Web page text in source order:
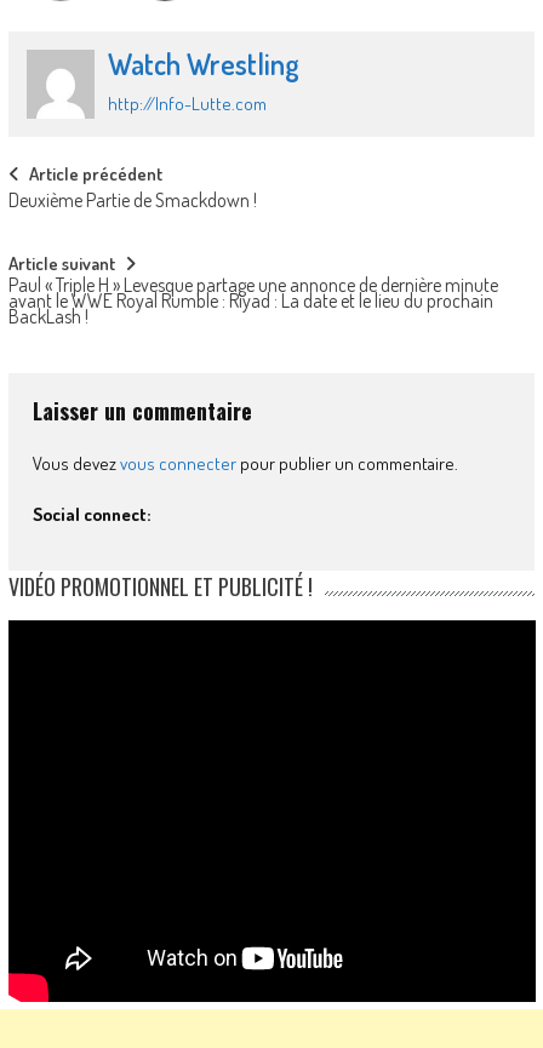
Watch Wrestling
http://Info-Lutte.com
Post
navigation
Article précédent
Deuxième Partie de Smackdown !
Article suivant
Paul « Triple H » Levesque partage une annonce de dernière minute
avant le WWE Royal Rumble : Riyad : La date et le lieu du prochain
BackLash !
Laisser un commentaire
Vous devezvous connecterpour publier un commentaire.
Social connect:
VIDÉO PROMOTIONNEL ET PUBLICITÉ !